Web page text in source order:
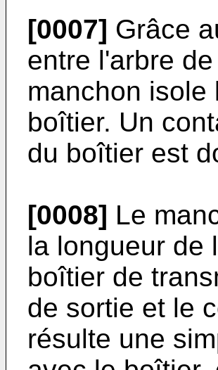
[0007] Grâce
entre l'arbre
manchon isole
boîtier. Un
du boîtier est
[0008] Le
la longueur de
boîtier de
de sortie et le
résulte une